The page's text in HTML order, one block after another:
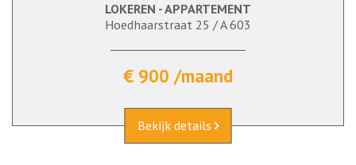
LOKEREN - APPARTEMENT
Hoedhaarstraat 25 / A 603
€ 900 /maand
Bekijk details